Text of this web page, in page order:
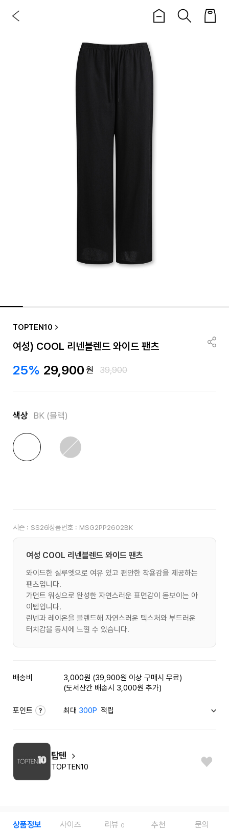
TOPTEN10
여성) COOL 리넨블렌드 와이드 팬츠
25% 29,900원 39,900
색상 BK (블랙)
시즌 : SS26상품번호 : MSG2PP2602BK
여성 COOL 리넨블렌드 와이드 팬츠
와이드한 실루엣으로 여유 있고 편안한 착용감을 제공하는
팬츠입니다.
가먼트 워싱으로 완성한 자연스러운 표면감이 돋보이는 아
이템입니다.
린넨과 레이온을 블렌드해 자연스러운 텍스처와 부드러운
터치감을 동시에 느낄 수 있습니다.
배송비
3,000원 (39,900원 이상 구매시 무료)
(도서산간 배송시 3,000원 추가)
포인트 최대 300P 적립
탑텐
TOPTEN10
상품정보 사이즈 리뷰 0 추천 문의